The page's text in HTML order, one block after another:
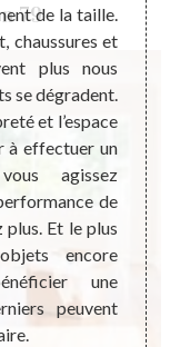
79de la taille.
chaussures et
plus nous
se dégradent.
et l’espace
à effectuer un
agissez
de
plus. Et le plus
encore
une
peuvent
mise
les
coût